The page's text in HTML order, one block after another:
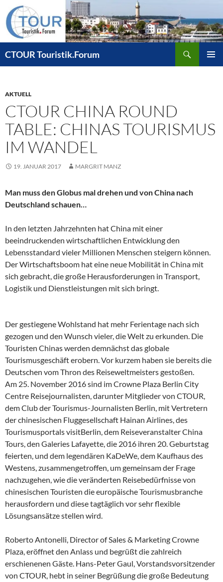
Zum
Inhalt
springen
CTOUR Touristik.Forum
AKTUELL
CTOUR CHINA ROUND
TABLE: CHINAS TOURISMUS
IM WANDEL
19. JANUAR 2017 MARGRIT MANZ
Man muss den Globus mal drehen und von China nach
Deutschland schauen…
In den letzten Jahrzehnten hat China mit einer
beeindruckenden wirtschaftlichen Entwicklung den
Lebensstandard vieler Millionen Menschen steigern können.
Der Wirtschaftsboom hat eine neue Mobilität in China mit
sich gebracht, die große Herausforderungen in Transport,
Logistik und Dienstleistungen mit sich bringt.
Der gestiegene Wohlstand hat mehr Ferientage nach sich
gezogen und den Wunsch vieler, die Welt zu erkunden. Die
Touristen Chinas werden demnächst das globale
Tourismusgeschäft erobern. Vor kurzem haben sie bereits die
Deutschen vom Thron des Reiseweltmeisters gestoßen.
Am 25. November 2016 sind im Crowne Plaza Berlin City
Centre Reisejournalisten, darunter Mitglieder von CTOUR,
dem Club der Tourismus-Journalisten Berlin, mit Vertretern
der chinesischen Fluggesellschaft Hainan Airlines, des
Tourismusportals visitBerlin, dem Reiseveranstalter China
Tours, den Galeries Lafayette, die 2016 ihren 20. Geburtstag
feierten, und dem legendären KaDeWe, dem Kaufhaus des
Westens, zusammengetroffen, um gemeinsam der Frage
nachzugehen, wie die veränderten Reisebedürfnisse von
chinesischen Touristen die europäische Tourismusbranche
herausfordern und diese tagtäglich vor sehr flexible
Lösungsansätze stellen wird.
Roberto Antonelli, Director of Sales & Marketing Crowne
Plaza, eröffnet den Anlass und begrüßt die zahlreich
erschienenen Gäste. Hans-Peter Gaul, Vorstandsvorsitzender
von CTOUR, hebt in seiner Begrüßung die große Bedeutung